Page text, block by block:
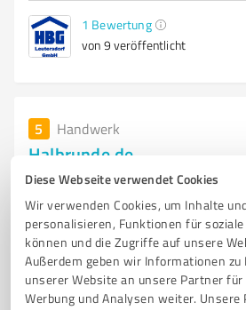
Diese Webseite verwendet Cookies
Wir verwenden Cookies, um Inhalte
personalisieren, Funktionen für
können und die Zugriffe auf unsere
Außerdem geben wir Informationen zu
unserer Website an unsere Partner für
Werbung und Analysen weiter.
1 Bewertung
von 9 veröffentlicht
5 Handwerk
Halbrunde.de
Der Elegant gebogene, halbrunde
Raum für Träume
TERRASSENÜBERDACHUNG
HALBRUNDE WINTERGARTEN GEBOGENE
DACHLOGGIAVERGLASUNG BALKONVERGLASUNG